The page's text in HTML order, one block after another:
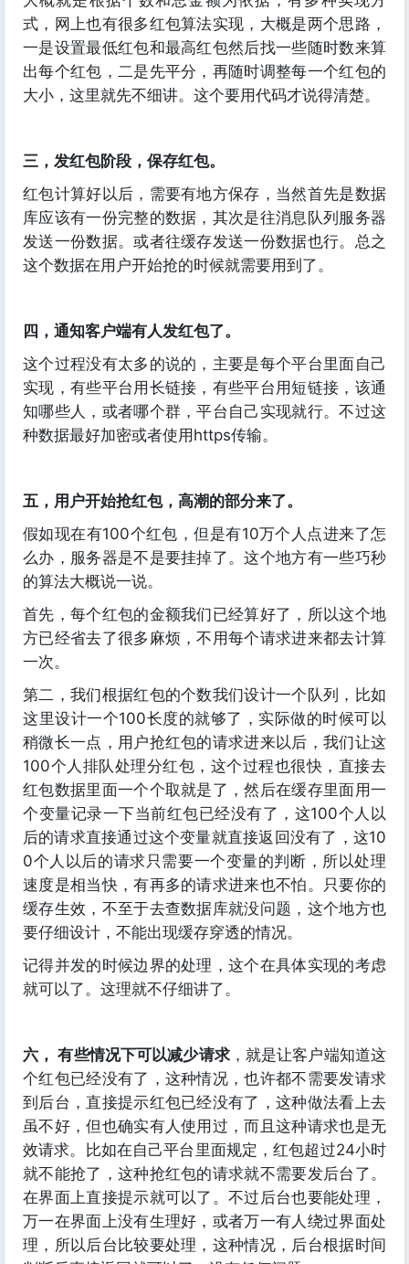
式，网上也有很多红包算法实现，大概是两个思路，
一是设置最低红包和最高红包然后找一些随时数来算
出每个红包，二是先平分，再随时调整每一个红包的
大小，这里就先不细讲。这个要用代码才说得清楚。
三，发红包阶段，保存红包。
红包计算好以后，需要有地方保存，当然首先是数据
库应该有一份完整的数据，其次是往消息队列服务器
发送一份数据。或者往缓存发送一份数据也行。总之
这个数据在用户开始抢的时候就需要用到了。
四，通知客户端有人发红包了。
这个过程没有太多的说的，主要是每个平台里面自己
实现，有些平台用长链接，有些平台用短链接，该通
知哪些人，或者哪个群，平台自己实现就行。不过这
种数据最好加密或者使用https传输。
五，用户开始抢红包，高潮的部分来了。
假如现在有100个红包，但是有10万个人点进来了怎
么办，服务器是不是要挂掉了。这个地方有一些巧秒
的算法大概说一说。
首先，每个红包的金额我们已经算好了，所以这个地
方已经省去了很多麻烦，不用每个请求进来都去计算
一次。
第二，我们根据红包的个数我们设计一个队列，比如
这里设计一个100长度的就够了，实际做的时候可以
稍微长一点，用户抢红包的请求进来以后，我们让这
100个人排队处理分红包，这个过程也很快，直接去
红包数据里面一个个取就是了，然后在缓存里面用一
个变量记录一下当前红包已经没有了，这100个人以
后的请求直接通过这个变量就直接返回没有了，这10
0个人以后的请求只需要一个变量的判断，所以处理
速度是相当快，有再多的请求进来也不怕。只要你的
缓存生效，不至于去查数据库就没问题，这个地方也
要仔细设计，不能出现缓存穿透的情况。
记得并发的时候边界的处理，这个在具体实现的考虑
就可以了。这理就不仔细讲了。
六， 有些情况下可以减少请求，就是让客户端知道这
个红包已经没有了，这种情况，也许都不需要发请求
到后台，直接提示红包已经没有了，这种做法看上去
虽不好，但也确实有人使用过，而且这种请求也是无
效请求。比如在自己平台里面规定，红包超过24小时
就不能抢了，这种抢红包的请求就不需要发后台了。
在界面上直接提示就可以了。不过后台也要能处理，
万一在界面上没有生理好，或者万一有人绕过界面处
理，所以后台比较要处理，这种情况，后台根据时间